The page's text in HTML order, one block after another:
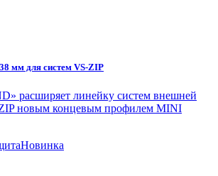
мм для систем VS-ZIP
расширяет линейку систем внешней
новым концевым профилем MINI
Новинка